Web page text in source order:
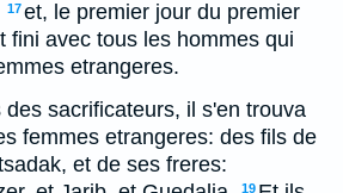
17et, le premier jour du premier
fini avec tous les hommes qui
etrangeres.
des sacrificateurs, il s'en trouva
femmes etrangeres: des fils de
et de ses freres:
19